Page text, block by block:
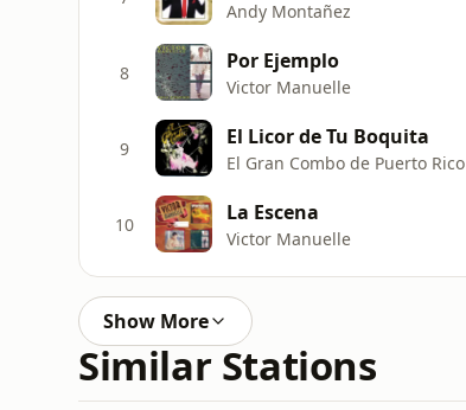
Andy Montañez
8 Por Ejemplo
Victor Manuelle
9 El Licor de Tu Boquita
El Gran Combo de Puerto Rico
10 La Escena
Victor Manuelle
Show More
Similar Stations